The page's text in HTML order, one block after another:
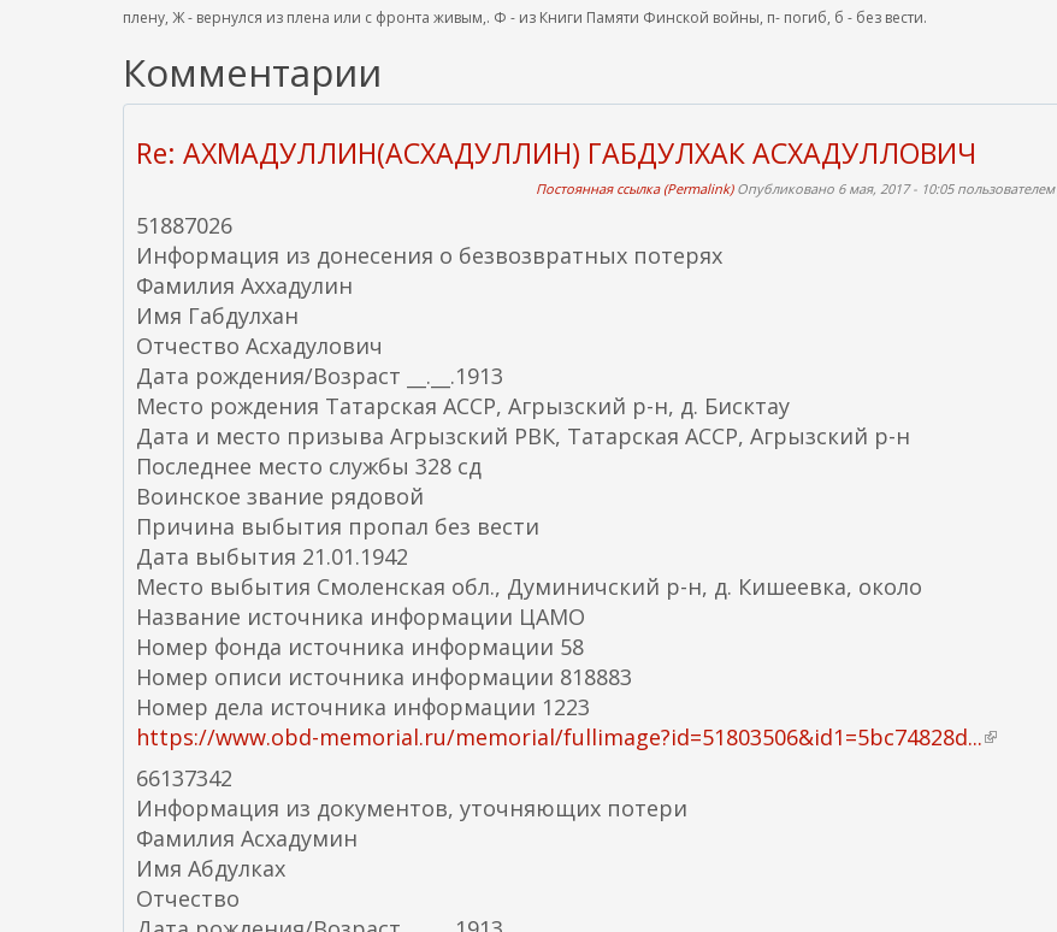
плену, Ж - вернулся из плена или с фронта живым,. Ф - из Книги Памяти Финской войны, п- погиб, б - без вести.
Комментарии
Re: АХМАДУЛЛИН(АСХАДУЛЛИН) ГАБДУЛХАК АСХАДУЛЛОВИЧ
Постоянная ссылка (Permalink)Опубликовано 6 мая, 2017 - 10:05 пользователем
51887026
Информация из донесения о безвозвратных потерях
Фамилия Аххадулин
Имя Габдулхан
Отчество Асхадулович
Дата рождения/Возраст __.__.1913
Место рождения Татарская АССР, Агрызский р-н, д. Бисктау
Дата и место призыва Агрызский РВК, Татарская АССР, Агрызский р-н
Последнее место службы 328 сд
Воинское звание рядовой
Причина выбытия пропал без вести
Дата выбытия 21.01.1942
Место выбытия Смоленская обл., Думиничский р-н, д. Кишеевка, около
Название источника информации ЦАМО
Номер фонда источника информации 58
Номер описи источника информации 818883
Номер дела источника информации 1223
https://www.obd-memorial.ru/memorial/fullimage?id=51803506&id1=5bc74828d...(
66137342
Информация из документов, уточняющих потери
Фамилия Асхадумин
Имя Абдулках
Отчество